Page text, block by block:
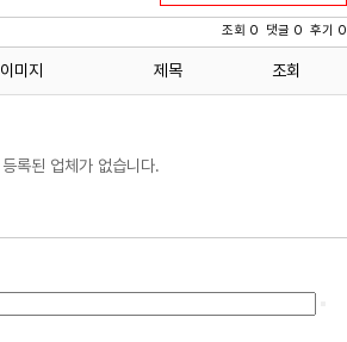
조회 0 댓글 0 후기 0
이미지 제목 조회
등록된 업체가 없습니다.